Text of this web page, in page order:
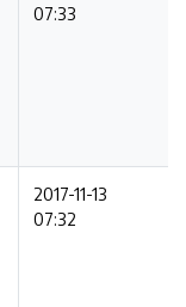
07:33
2017-11-13
07:32